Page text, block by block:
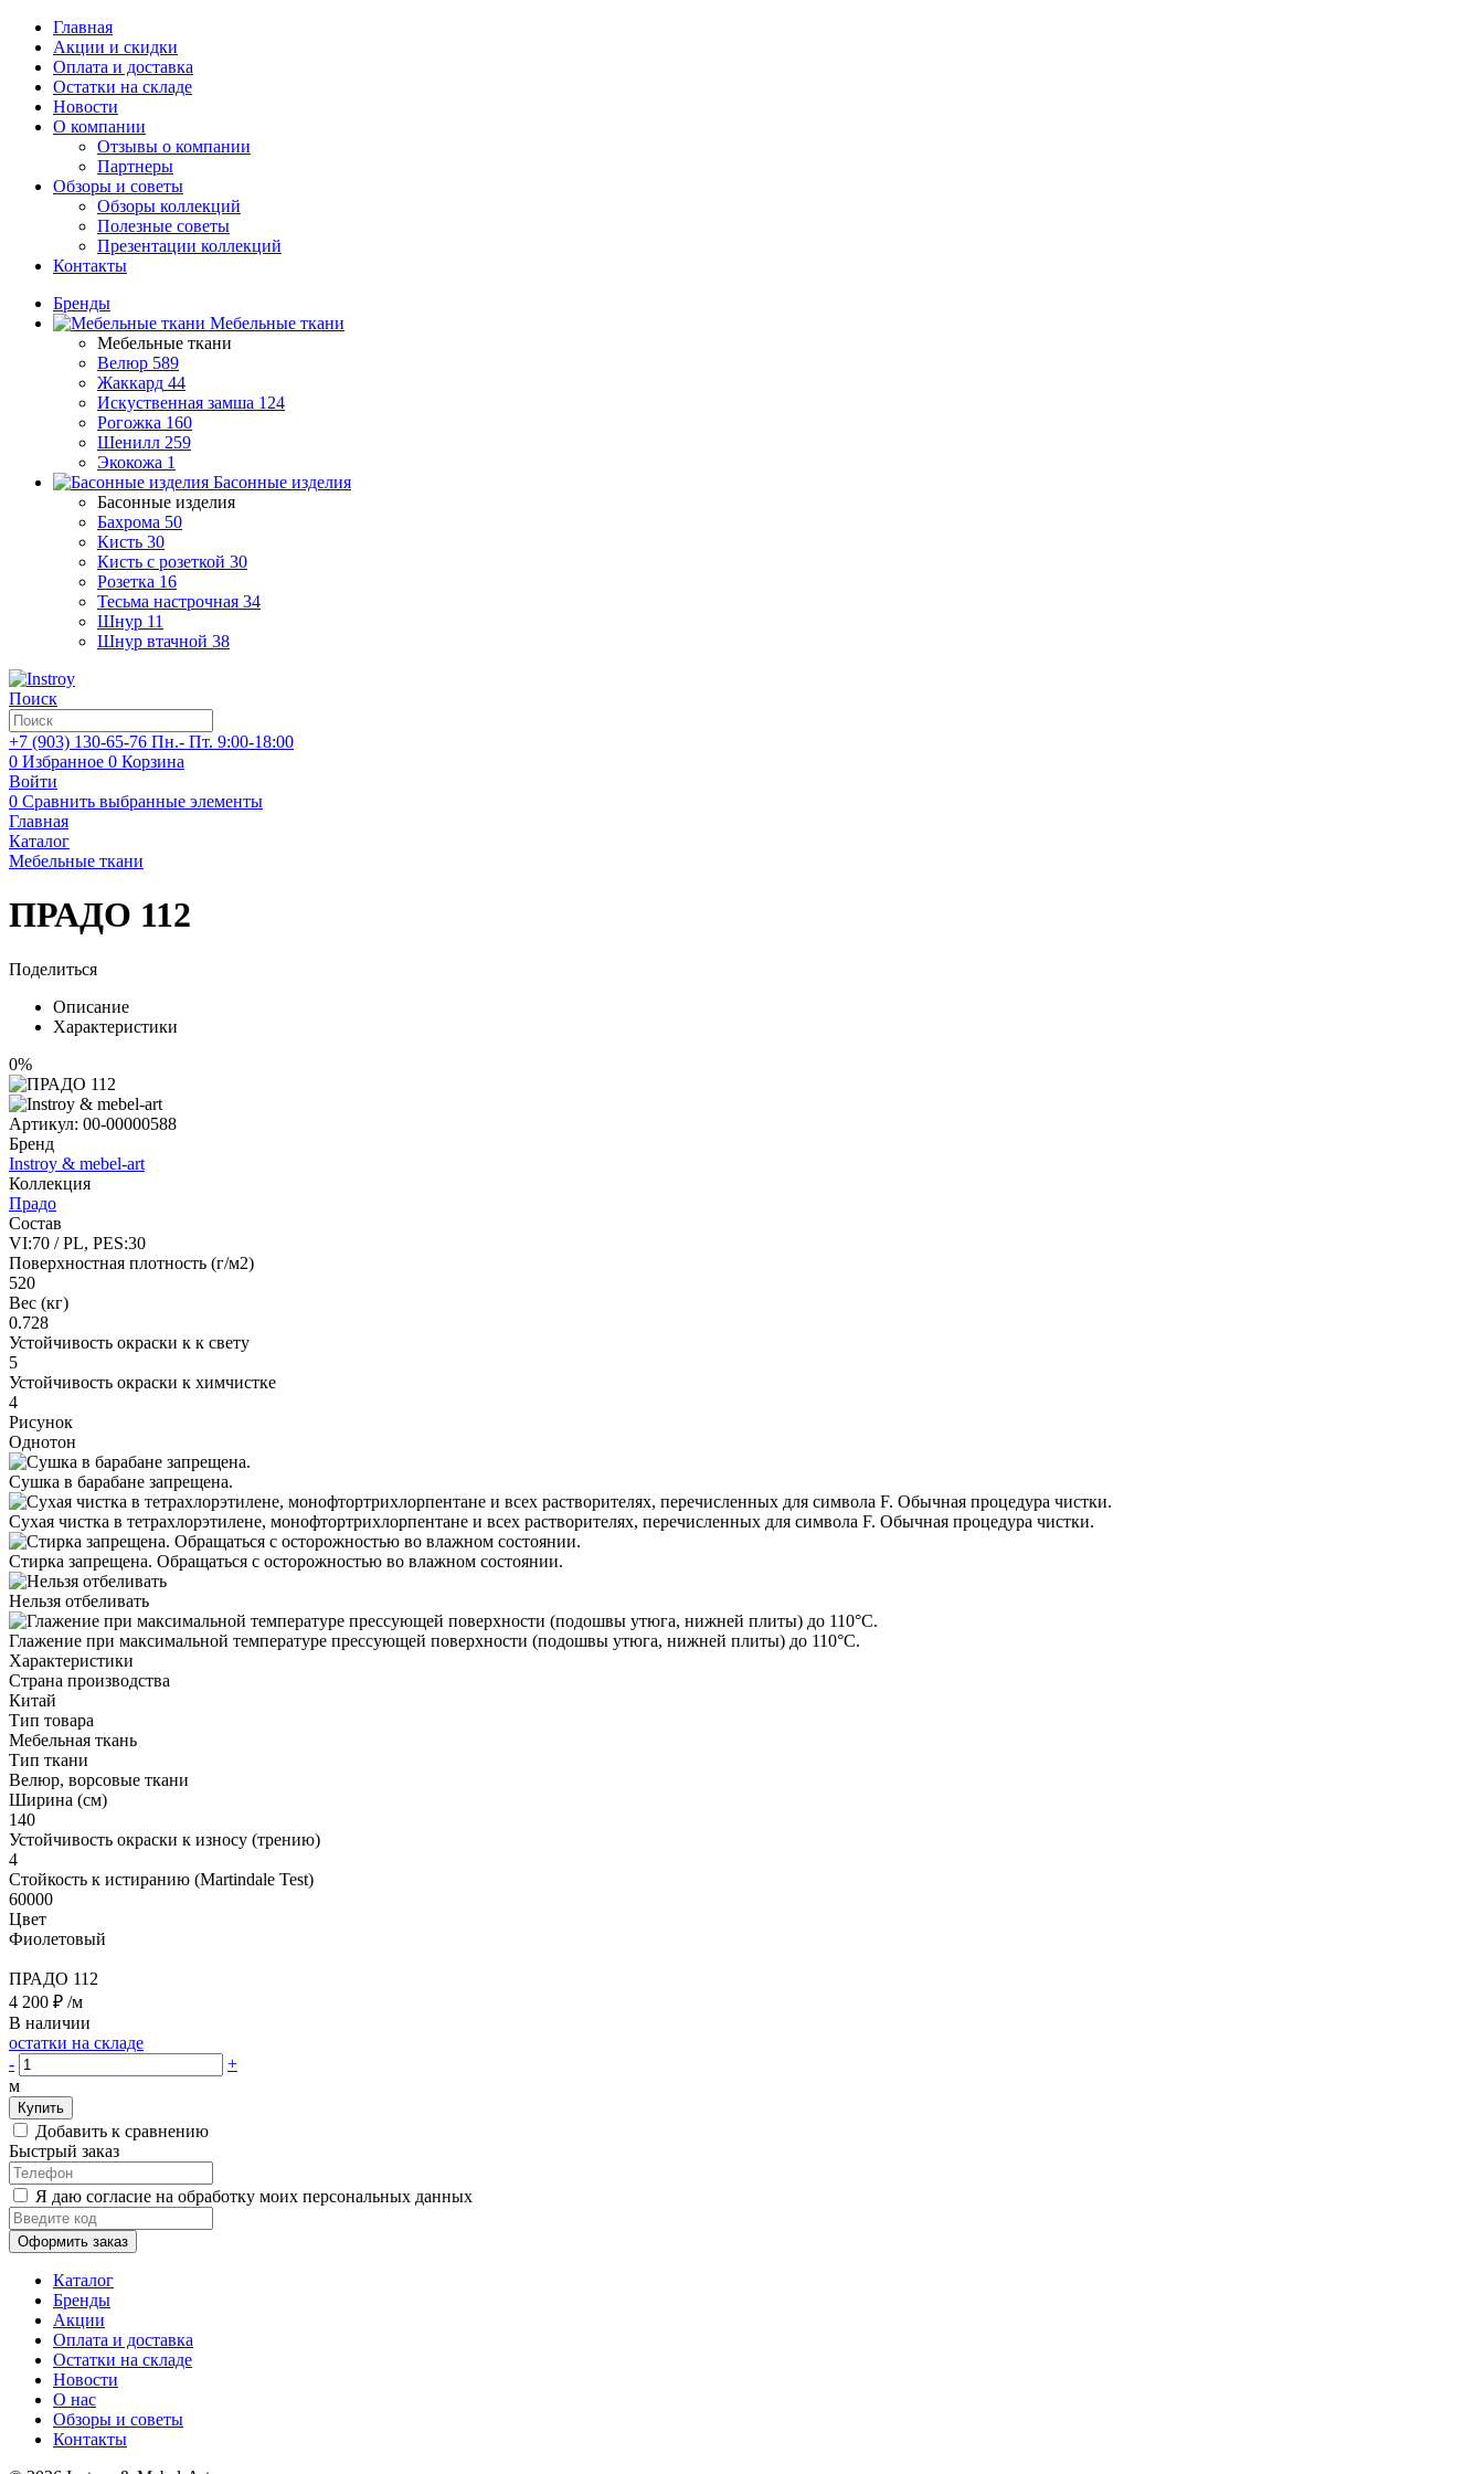
Главная
Акции и скидки
Оплата и доставка
Остатки на складе
Новости
О компании
Отзывы о компании
Партнеры
Обзоры и советы
Обзоры коллекций
Полезные советы
Презентации коллекций
Контакты
Бренды
Мебельные ткани
Мебельные ткани
Велюр 589
Жаккард 44
Искуственная замша 124
Рогожка 160
Шенилл 259
Экокожа 1
Басонные изделия
Басонные изделия
Бахрома 50
Кисть 30
Кисть с розеткой 30
Розетка 16
Тесьма настрочная 34
Шнур 11
Шнур втачной 38
Поиск
+7 (903) 130-65-76 Пн.- Пт. 9:00-18:00
0 Избранное 0 Корзина
Войти
0 Сравнить выбранные элементы
Главная
Каталог
Мебельные ткани
ПРАДО 112
Поделиться
Описание
Характеристики
0%
Артикул: 00-00000588
Бренд
Instroy & mebel-art
Коллекция
Прадо
Состав
VI:70 / PL, PES:30
Поверхностная плотность (г/м2)
520
Вес (кг)
0.728
Устойчивость окраски к к свету
5
Устойчивость окраски к химчистке
4
Рисунок
Однотон
Сушка в барабане запрещена.
Сухая чистка в тетрахлорэтилене, монофтортрихлорпентане и всех растворителях, перечисленных для символа F. Обычная процедура чистки.
Стирка запрещена. Обращаться с осторожностью во влажном состоянии.
Нельзя отбеливать
Глажение при максимальной температуре прессующей поверхности (подошвы утюга, нижней плиты) до 110°С.
Характеристики
Страна производства
Китай
Тип товара
Мебельная ткань
Тип ткани
Велюр, ворсовые ткани
Ширина (см)
140
Устойчивость окраски к износу (трению)
4
Стойкость к истиранию (Martindale Test)
60000
Цвет
Фиолетовый
ПРАДО 112
4 200 ₽ /м
В наличии
остатки на складе
-
+
м
Купить
Добавить к сравнению
Быстрый заказ
Я даю согласие на обработку моих персональных данных
Оформить заказ
Каталог
Бренды
Акции
Оплата и доставка
Остатки на складе
Новости
О нас
Обзоры и советы
Контакты